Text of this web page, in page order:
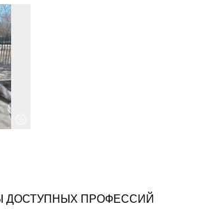
ДОСТУПНЫХ ПРОФЕССИЙ